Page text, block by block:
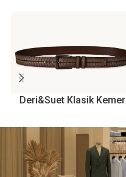
Deri&Suet Klasik Kemer